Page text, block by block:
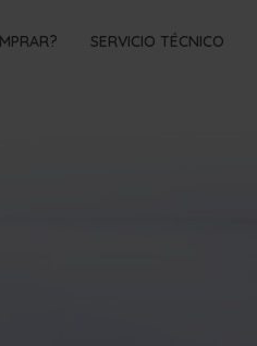
SERVICIO TÉCNICO